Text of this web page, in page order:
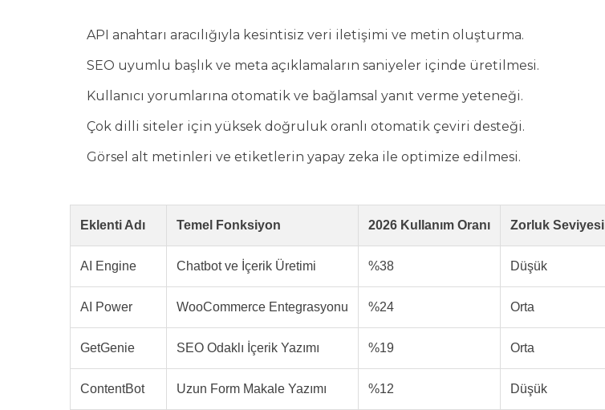
API anahtarı aracılığıyla kesintisiz veri iletişimi ve metin oluşturma.
SEO uyumlu başlık ve meta açıklamaların saniyeler içinde üretilmesi.
Kullanıcı yorumlarına otomatik ve bağlamsal yanıt verme yeteneği.
Çok dilli siteler için yüksek doğruluk oranlı otomatik çeviri desteği.
Görsel alt metinleri ve etiketlerin yapay zeka ile optimize edilmesi.
Eklenti Adı Temel Fonksiyon 2026 Kullanım Oranı Zorluk Seviyesi
AI Engine Chatbot ve İçerik Üretimi %38 Düşük
AI Power WooCommerce Entegrasyonu %24 Orta
GetGenie SEO Odaklı İçerik Yazımı %19 Orta
ContentBot Uzun Form Makale Yazımı %12 Düşük